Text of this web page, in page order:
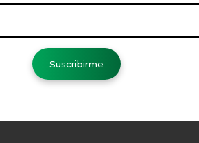
Suscribirme